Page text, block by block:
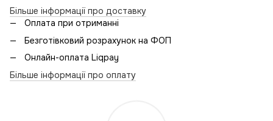
Більше інформації про доставку
Оплата при отриманні
Безготівковий розрахунок на ФОП
Онлайн-оплата Liqpay
Більше інформації про оплату